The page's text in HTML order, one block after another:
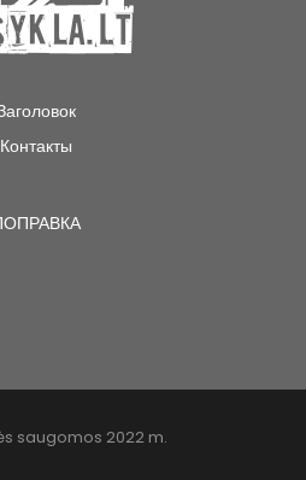
Контакты
saugomos 2022 m.